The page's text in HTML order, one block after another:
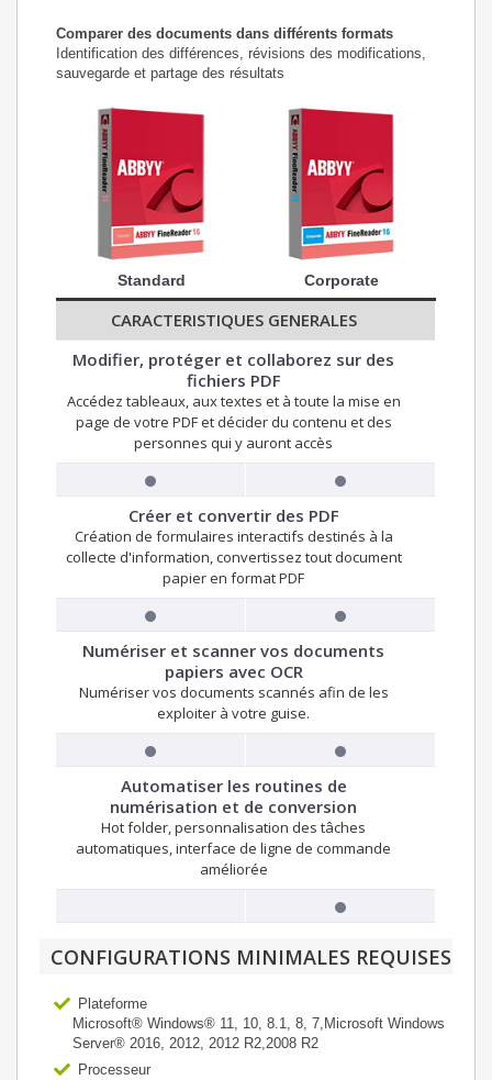
Comparer des documents dans différents formats
Identification des différences, révisions des modifications,
sauvegarde et partage des résultats
Standard Corporate
CARACTERISTIQUES GENERALES
Modifier, protéger et collaborez sur des
fichiers PDF
Accédez tableaux, aux textes et à toute la mise en
page de votre PDF et décider du contenu et des
personnes qui y auront accès
Créer et convertir des PDF
Création de formulaires interactifs destinés à la
collecte d'information, convertissez tout document
papier en format PDF
Numériser et scanner vos documents
papiers avec OCR
Numériser vos documents scannés afin de les
exploiter à votre guise.
Automatiser les routines de
numérisation et de conversion
Hot folder, personnalisation des tâches
automatiques, interface de ligne de commande
améliorée
CONFIGURATIONS MINIMALES REQUISES
Plateforme
Microsoft® Windows® 11, 10, 8.1, 8, 7,Microsoft Windows
Server® 2016, 2012, 2012 R2,2008 R2
Processeur